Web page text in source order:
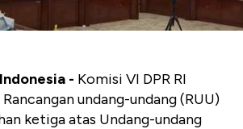
- Komisi VI DPR RI
undang-undang (RUU)
ketiga atas Undang-undang